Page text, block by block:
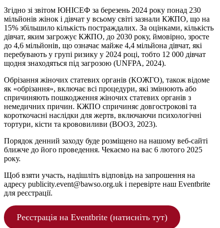
Згідно зі звітом ЮНІСЕФ за березень 2024 року понад 230
мільйонів жінок і дівчат у всьому світі зазнали КЖПО, що на
15% збільшило кількість постраждалих. За оцінками, кількість
дівчат, яким загрожує КЖПО, до 2030 року, ймовірно, зросте
до 4,6 мільйонів, що означає майже 4,4 мільйона дівчат, які
перебувають у групі ризику у 2024 році, тобто 12 000 дівчат
щодня знаходяться під загрозою (UNFPA, 2024).
Обрізання жіночих статевих органів (КОЖГО), також відоме
як «обрізання», включає всі процедури, які змінюють або
спричиняють пошкодження жіночих статевих органів з
немедичних причин. КЖПО спричиняє довгострокові та
короткочасні наслідки для жертв, включаючи психологічні
тортури, кісти та крововиливи (ВООЗ, 2023).
Порядок денний заходу буде розміщено на нашому веб-сайті
ближче до його проведення. Чекаємо на вас 6 лютого 2025
року.
Щоб взяти участь, надішліть відповідь на запрошення на
адресу publicity.event@bawso.org.uk і перевірте наш Eventbrite
для реєстрації.
Реєстрація на Eventbrite (натисніть тут)